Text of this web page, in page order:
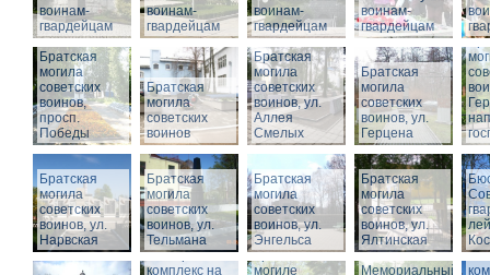
воинам-
гвардейцам
воинам-
гвардейцам
воинам-
гвардейцам
воинам-
гвардейцам
Братская
могила
советских
воинов,
просп.
Победы
Братская
могила
советских
воинов
Братская
могила
советских
воинов, ул.
Аллея
Смелых
Братская
могила
советских
воинов, ул.
Герцена
Братская
могила
советских
воинов, ул.
Нарвская
Братская
могила
советских
воинов, ул.
Тельмана
Братская
могила
советских
воинов, ул.
Энгельса
Братская
могила
советских
воинов, ул.
Ялтинская
Мемориальный
комплекс на
Мемориальный
комплекс на
братской
могиле
Мемориальный